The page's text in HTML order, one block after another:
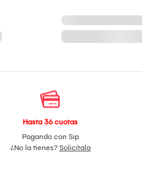
Hasta 36 cuotas
Pagando con Sip
¿No la tienes? Solicítala